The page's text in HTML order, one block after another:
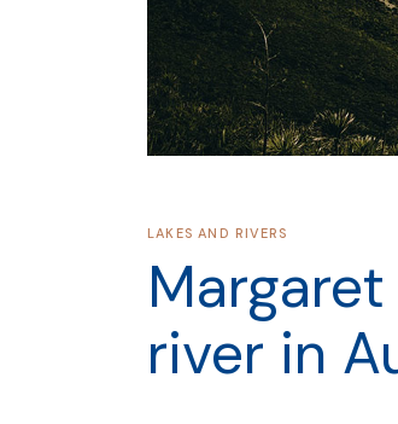
LAKES AND RIVERS
river in